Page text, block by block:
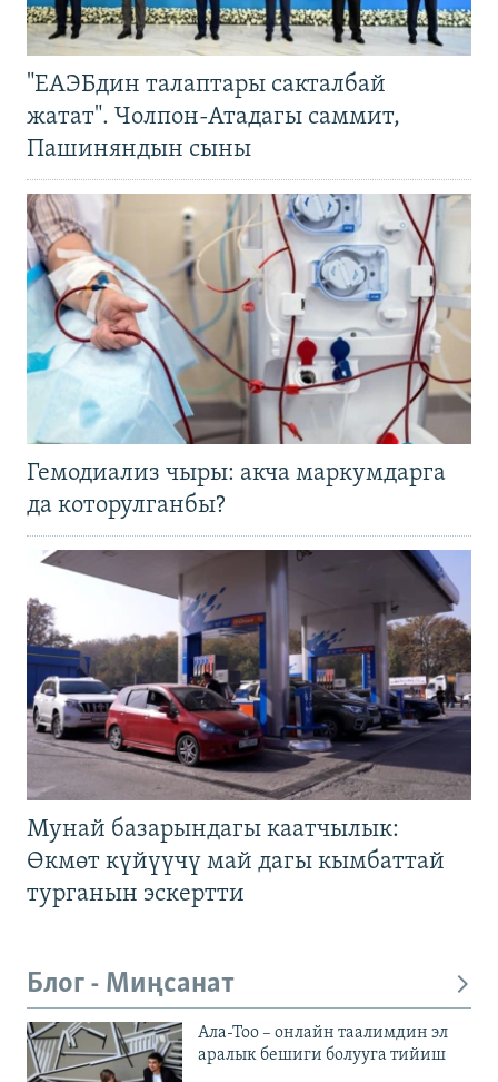
"ЕАЭБдин талаптары сакталбай
жатат". Чолпон-Атадагы саммит,
Пашиняндын сыны
Гемодиализ чыры: акча маркумдарга
да которулганбы?
Мунай базарындагы каатчылык:
Өкмөт күйүүчү май дагы кымбаттай
турганын эскертти
Блог - Миңсанат
Ала-Тоо – онлайн таалимдин эл
аралык бешиги болууга тийиш